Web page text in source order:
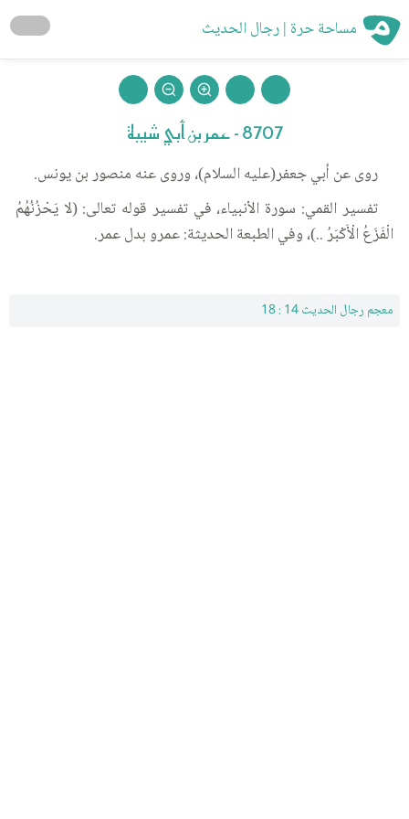
مساحة حرة | رجال الحديث
8707 - عمر بن أبي شيبة
روى عن أبي جعفر(عليه السلام)، وروى عنه منصور بن يونس.
تفسير القمي: سورة الأنبياء، في تفسير قوله تعالى: (لا يَحْزُنُهُمُ
الْفَزَعُ الْأَكْبَرُ ..)، وفي الطبعة الحديثة: عمرو بدل عمر.
معجم رجال الحديث 14 : 18